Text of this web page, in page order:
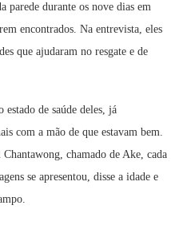
parede durante os nove dias em
encontrados. Na entrevista, eles
que ajudaram no resgate e de
de saúde deles, já
com a mão de que estavam bem.
chamado de Ake, cada
se apresentou, disse a idade e